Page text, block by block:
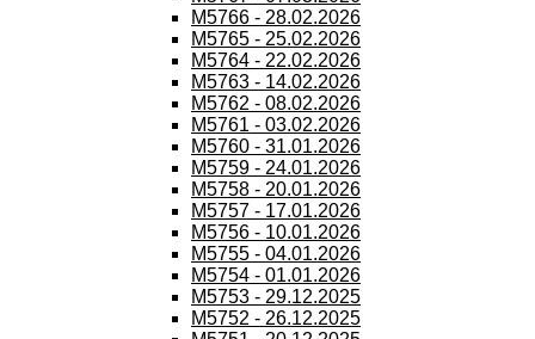
M5766 - 28.02.2026
M5765 - 25.02.2026
M5764 - 22.02.2026
M5763 - 14.02.2026
M5762 - 08.02.2026
M5761 - 03.02.2026
M5760 - 31.01.2026
M5759 - 24.01.2026
M5758 - 20.01.2026
M5757 - 17.01.2026
M5756 - 10.01.2026
M5755 - 04.01.2026
M5754 - 01.01.2026
M5753 - 29.12.2025
M5752 - 26.12.2025